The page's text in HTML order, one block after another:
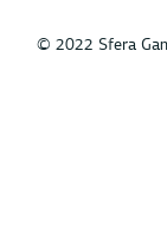
© 2022 Sfera